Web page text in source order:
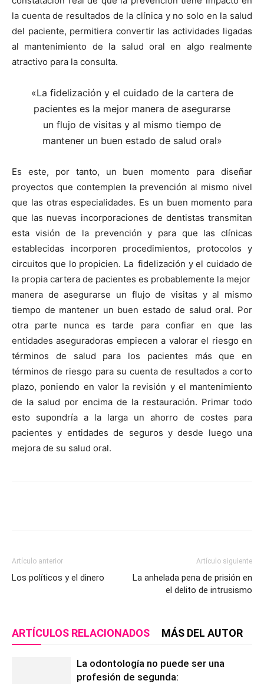
la cuenta de resultados de la clínica y no solo en la salud
del paciente, permitiera convertir las actividades ligadas
al mantenimiento de la salud oral en algo realmente
atractivo para la consulta.
«La fidelización y el cuidado de la cartera de
pacientes es la mejor manera de asegurarse
un flujo de visitas y al mismo tiempo de
mantener un buen estado de salud oral»
Es este, por tanto, un buen momento para diseñar
proyectos que contemplen la prevención al mismo nivel
que las otras especialidades. Es un buen momento para
que las nuevas incorporaciones de dentistas transmitan
esta visión de la prevención y para que las clínicas
establecidas incorporen procedimientos, protocolos y
circuitos que lo propicien. La fidelización y el cuidado de
la propia cartera de pacientes es probablemente la mejor
manera de asegurarse un flujo de visitas y al mismo
tiempo de mantener un buen estado de salud oral. Por
otra parte nunca es tarde para confiar en que las
entidades aseguradoras empiecen a valorar el riesgo en
términos de salud para los pacientes más que en
términos de riesgo para su cuenta de resultados a corto
plazo, poniendo en valor la revisión y el mantenimiento
de la salud por encima de la restauración. Primar todo
esto supondría a la larga un ahorro de costes para
pacientes y entidades de seguros y desde luego una
mejora de su salud oral.
Artículo anterior
Los políticos y el dinero
Artículo siguiente
La anhelada pena de prisión en
el delito de intrusismo
ARTÍCULOS RELACIONADOS MÁS DEL AUTOR
La odontología no puede ser una
profesión de segunda: